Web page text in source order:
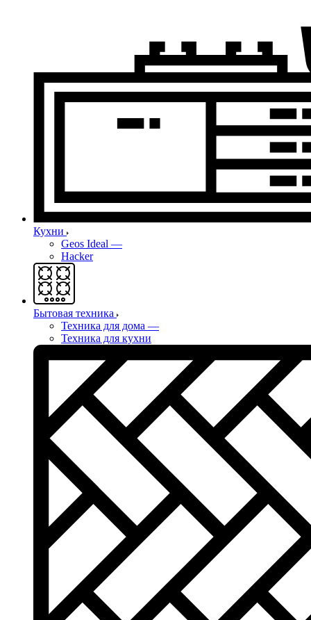
Кухни
Geos Ideal —
Hacker
Бытовая техника
Техника для дома —
Техника для кухни